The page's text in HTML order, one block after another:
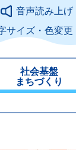
文へ音声読み上げ
サイズ・色変更
社会基盤
まちづくり